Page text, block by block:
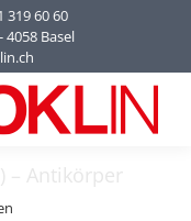
319 60 60
Basel
– Antikörper